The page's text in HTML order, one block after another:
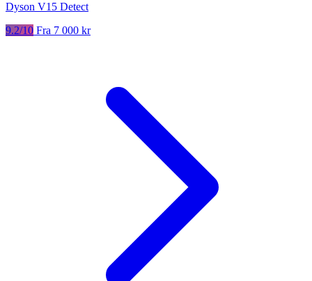
Dyson V15 Detect
9.2/10 Fra 7 000 kr